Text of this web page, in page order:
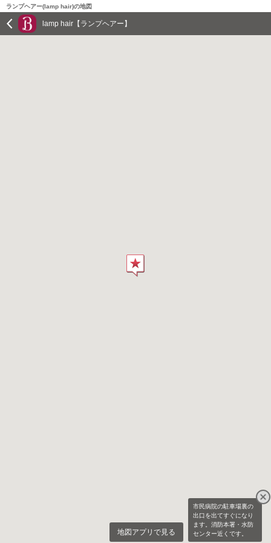
ランプヘアー(lamp hair)の地図
lamp hair【ランプヘアー】
市民病院の駐車場裏の
出口を出てすぐになり
ます。消防本署・水防
センター近くです。
地図アプリで見る